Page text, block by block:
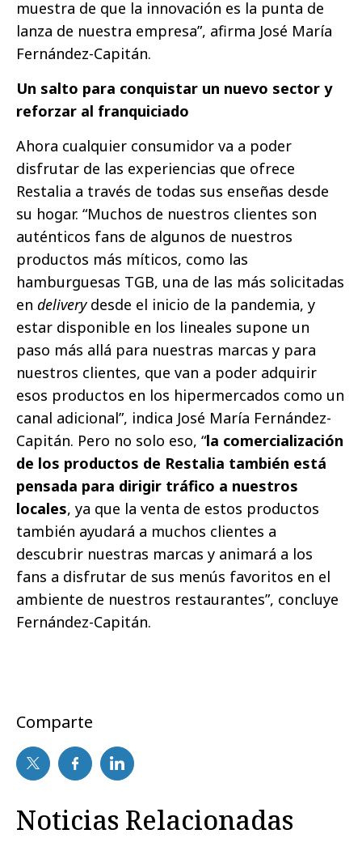
muestra de que la innovación es la punta de
lanza de nuestra empresa”, afirma José María
Fernández-Capitán.
Un salto para conquistar un nuevo sector y
reforzar al franquiciado
Ahora cualquier consumidor va a poder
disfrutar de las experiencias que ofrece
Restalia a través de todas sus enseñas desde
su hogar. “Muchos de nuestros clientes son
auténticos fans de algunos de nuestros
productos más míticos, como las
hamburguesas TGB, una de las más solicitadas
en deliverydesde el inicio de la pandemia, y
estar disponible en los lineales supone un
paso más allá para nuestras marcas y para
nuestros clientes, que van a poder adquirir
esos productos en los hipermercados como un
canal adicional”, indica José María Fernández-
Capitán. Pero no solo eso, “la comercialización
de los productos de Restalia también está
pensada para dirigir tráfico a nuestros
locales, ya que la venta de estos productos
también ayudará a muchos clientes a
descubrir nuestras marcas y animará a los
fans a disfrutar de sus menús favoritos en el
ambiente de nuestros restaurantes”, concluye
Fernández-Capitán.
Comparte
Noticias Relacionadas